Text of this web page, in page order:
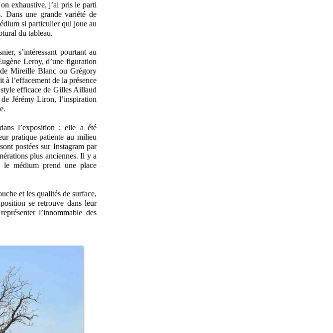
exhaustive, j’ai pris le parti
Dans une grande variété de
si particulier qui joue au
du tableau.
s’intéressant pourtant au
Leroy, d’une figuration
Mireille Blanc ou Grégory
l’effacement de la présence
efficace de Gilles Aillaud
Jérémy Liron, l’inspiration
l’exposition : elle a été
pratique patiente au milieu
postées sur Instagram par
plus anciennes. Il y a
le médium prend une place
et les qualités de surface,
se retrouve dans leur
l’innommable des